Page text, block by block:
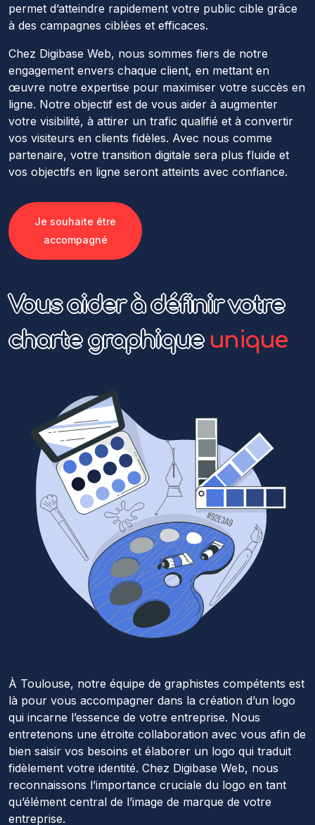
permet d’atteindre rapidement votre public cible grâce
à des campagnes ciblées et efficaces.
Chez Digibase Web, nous sommes fiers de notre
engagement envers chaque client, en mettant en
œuvre notre expertise pour maximiser votre succès en
ligne. Notre objectif est de vous aider à augmenter
votre visibilité, à attirer un trafic qualifié et à convertir
vos visiteurs en clients fidèles. Avec nous comme
partenaire, votre transition digitale sera plus fluide et
vos objectifs en ligne seront atteints avec confiance.
Je souhaite être
accompagné
Vous aider à définir votre
charte graphique unique
À Toulouse, notre équipe de graphistes compétents est
là pour vous accompagner dans la création d’un logo
qui incarne l’essence de votre entreprise. Nous
entretenons une étroite collaboration avec vous afin de
bien saisir vos besoins et élaborer un logo qui traduit
fidèlement votre identité. Chez Digibase Web, nous
reconnaissons l’importance cruciale du logo en tant
qu’élément central de l’image de marque de votre
entreprise.